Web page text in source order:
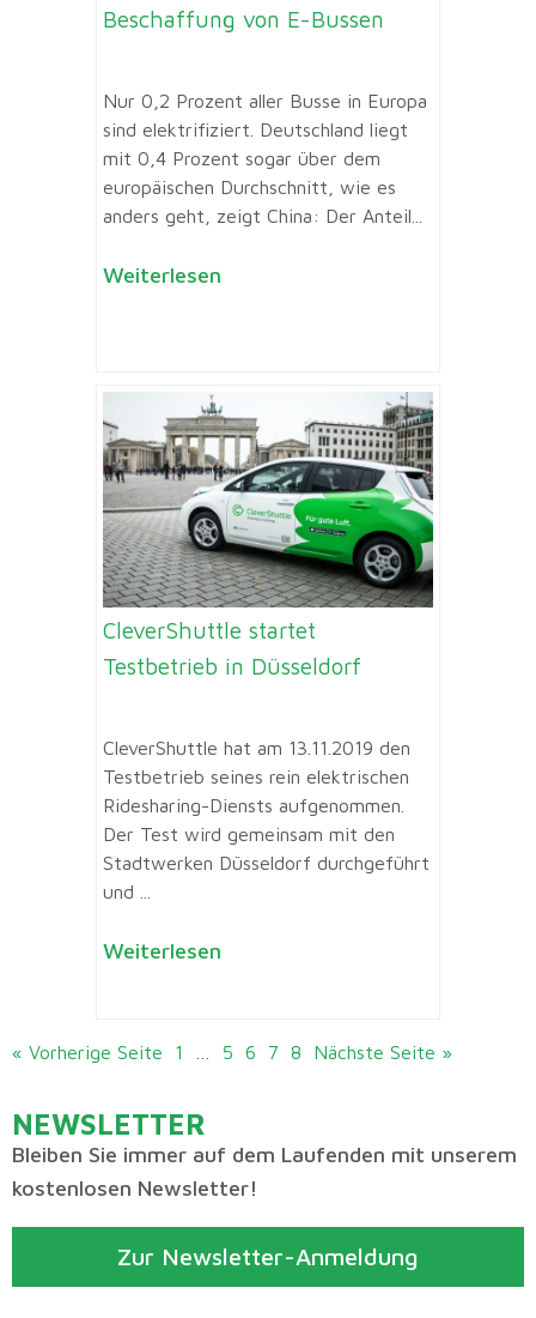
Beschaffung von E-Bussen
Nur 0,2 Prozent aller Busse in Europa
sind elektrifiziert. Deutschland liegt
mit 0,4 Prozent sogar über dem
europäischen Durchschnitt, wie es
anders geht, zeigt China: Der Anteil...
Weiterlesen
CleverShuttle startet
Testbetrieb in Düsseldorf
CleverShuttle hat am 13.11.2019 den
Testbetrieb seines rein elektrischen
Ridesharing-Diensts aufgenommen.
Der Test wird gemeinsam mit den
Stadtwerken Düsseldorf durchgeführt
und ...
Weiterlesen
« Vorherige Seite 1 5 6 7 8 Nächste Seite »
NEWSLETTER
Bleiben Sie immer auf dem Laufenden mit unserem
kostenlosen Newsletter!
Zur Newsletter-Anmeldung